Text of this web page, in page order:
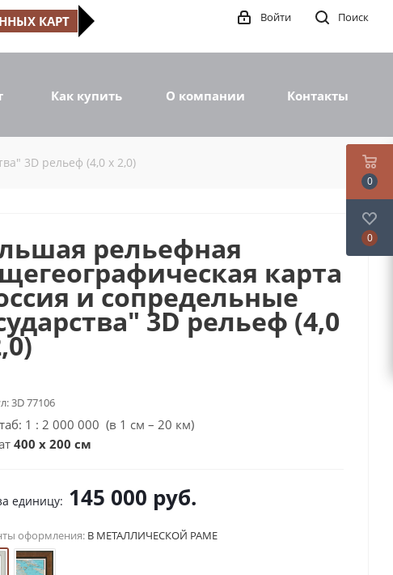
КАРТ Поиск
Войти
Как купить О компании Контакты
3D рельеф (4,0 х 2,0)
рельефная
карта
и сопредельные
3D рельеф (4,0
3D 77106
1 : 2 000 000 (в 1 см – 20 км)
400 х 200 см
единицу: 145 000 руб.
оформления: В МЕТАЛЛИЧЕСКОЙ РАМЕ
0
0